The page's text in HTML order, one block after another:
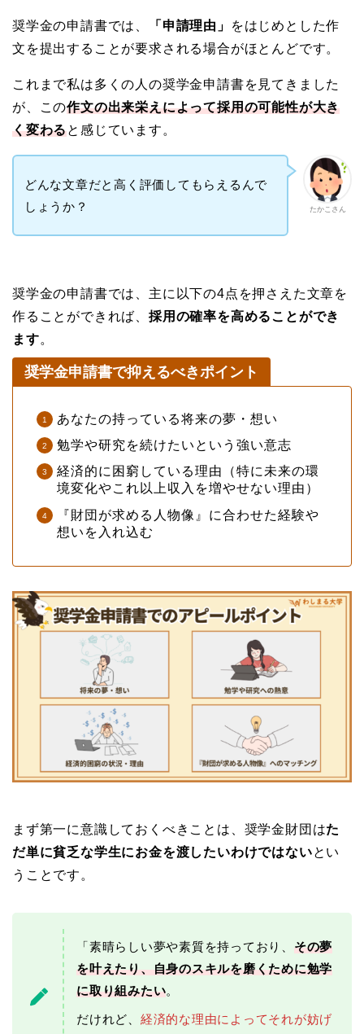
奨学金の申請書では、 「申請理由」
をはじめとした作
文を提出することが要求される場合がほとんどです。
これまで私は多くの人の奨学金申請書を見てきました
が、この作文の出来栄えによって採用の可能性が大き
く変わると感じています。
たかこさん
どんな文章だと高く評価してもらえるんで
しょうか？
奨学金の申請書では、主に以下の4点を押さえた文章を
作ることができれば、 採用の確率を高めることができ
ます。
奨学金申請書で抑えるべきポイント
あなたの持っている将来の夢・想い
勉学や研究を続けたいという強い意志
経済的に困窮している理由（特に未来の環
境変化やこれ以上収入を増やせない理由）
『財団が求める人物像』に合わせた経験や
想いを入れ込む
まず第一に意識しておくべきことは、奨学金財団はた
だ単に貧乏な学生にお金を渡したいわけではないとい
うことです。
「素晴らしい夢や素質を持っており、 その夢
を叶えたり、自身のスキルを磨くために勉学
に取り組みたい。
だけれど、 経済的な理由によってそれが妨げ